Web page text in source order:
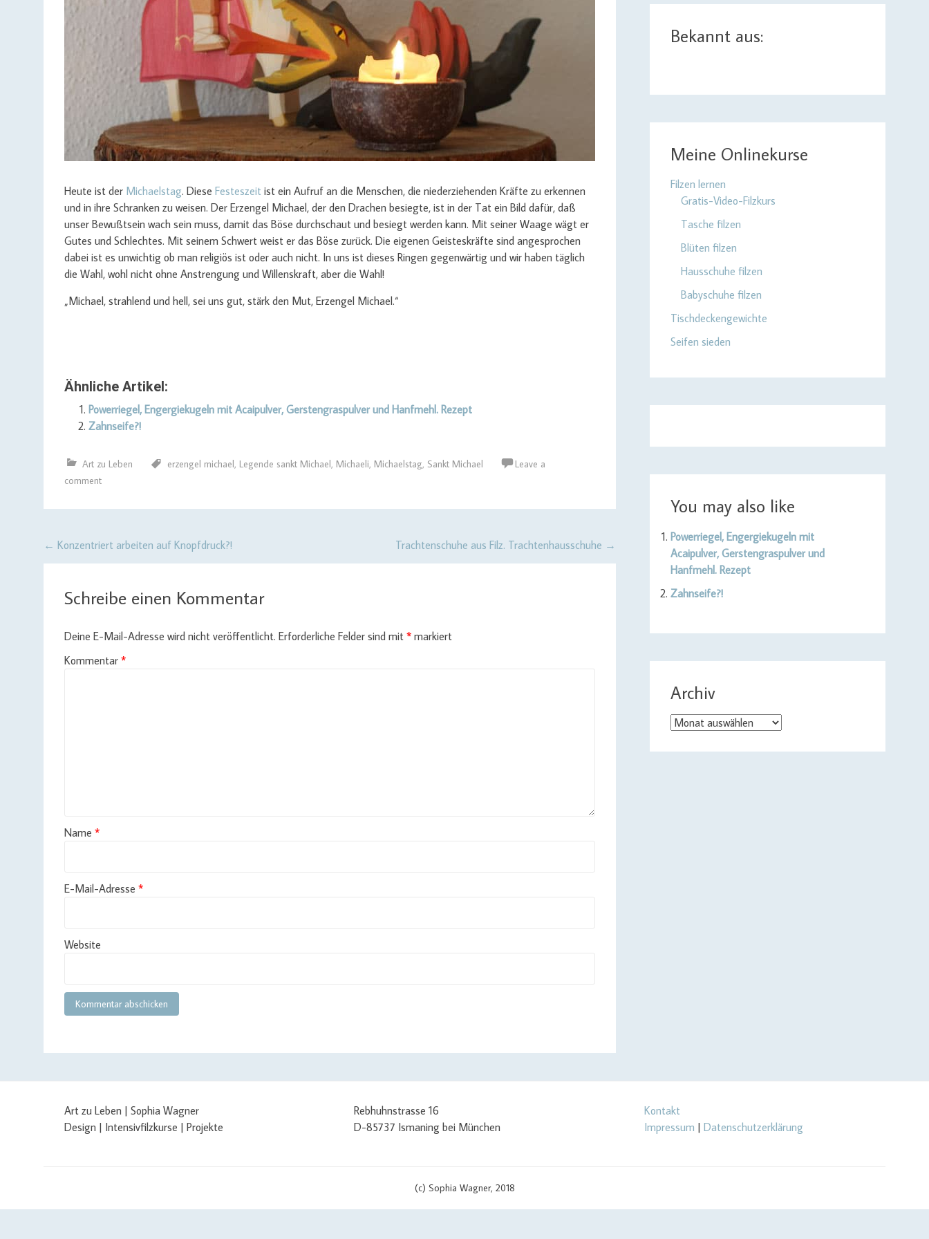
Heute ist der Michaelstag. Diese Festeszeit ist ein Aufruf an die Menschen, die niederziehenden Kräfte zu erkennen
und in ihre Schranken zu weisen. Der Erzengel Michael, der den Drachen besiegte, ist in der Tat ein Bild dafür, daß
unser Bewußtsein wach sein muss, damit das Böse durchschaut und besiegt werden kann. Mit seiner Waage wägt er
Gutes und Schlechtes. Mit seinem Schwert weist er das Böse zurück. Die eigenen Geisteskräfte sind angesprochen
dabei ist es unwichtig ob man religiös ist oder auch nicht. In uns ist dieses Ringen gegenwärtig und wir haben täglich
die Wahl, wohl nicht ohne Anstrengung und Willenskraft, aber die Wahl!
„Michael, strahlend und hell, sei uns gut, stärk den Mut, Erzengel Michael.“
Ähnliche Artikel:
Powerriegel, Engergiekugeln mit Acaipulver, Gerstengraspulver und Hanfmehl. Rezept
Zahnseife?!
Art zu Leben erzengel michael, Legende sankt Michael, Michaeli, Michaelstag, Sankt Michael
Leave a
comment
Post
← Konzentriert arbeiten auf Knopfdruck?! Trachtenschuhe aus Filz. Trachtenhausschuhe →
Schreibe einen Kommentar
Deine E-Mail-Adresse wird nicht veröffentlicht. Erforderliche Felder sind mit * markiert
Kommentar *
Name *
E-Mail-Adresse *
Website
Bekannt aus:
Meine Onlinekurse
Filzen lernen
Gratis-Video-Filzkurs
Tasche filzen
Blüten filzen
Hausschuhe filzen
Babyschuhe filzen
Tischdeckengewichte
Seifen sieden
You may also like
Powerriegel, Engergiekugeln mit
Acaipulver, Gerstengraspulver und
Hanfmehl. Rezept
Zahnseife?!
Archiv
Archiv
Art zu Leben | Sophia Wagner
Design | Intensivfilzkurse | Projekte
Rebhuhnstrasse 16
D-85737 Ismaning bei München
Kontakt
Impressum | Datenschutzerklärung
(c) Sophia Wagner, 2018